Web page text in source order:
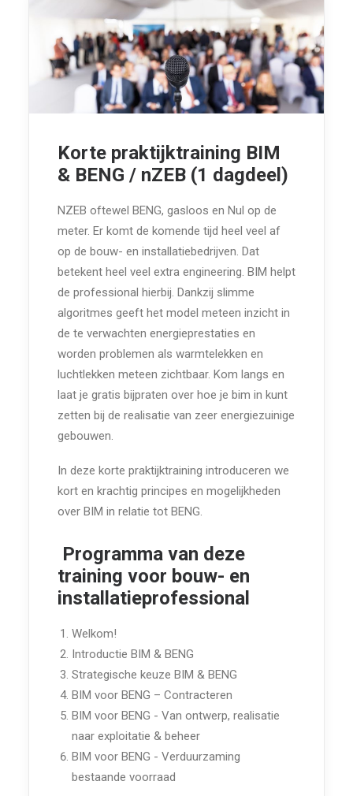
Korte praktijktraining BIM
& BENG / nZEB (1 dagdeel)
NZEB oftewel BENG, gasloos en Nul op de
meter. Er komt de komende tijd heel veel af
op de bouw- en installatiebedrijven. Dat
betekent heel veel extra engineering. BIM helpt
de professional hierbij. Dankzij slimme
algoritmes geeft het model meteen inzicht in
de te verwachten energieprestaties en
worden problemen als warmtelekken en
luchtlekken meteen zichtbaar. Kom langs en
laat je gratis bijpraten over hoe je bim in kunt
zetten bij de realisatie van zeer energiezuinige
gebouwen.
In deze korte praktijktraining introduceren we
kort en krachtig principes en mogelijkheden
over BIM in relatie tot BENG.
Programma van deze
training voor bouw- en
installatieprofessional
Welkom!
Introductie BIM & BENG
Strategische keuze BIM & BENG
BIM voor BENG – Contracteren
BIM voor BENG - Van ontwerp, realisatie
naar exploitatie & beheer
BIM voor BENG - Verduurzaming
bestaande voorraad